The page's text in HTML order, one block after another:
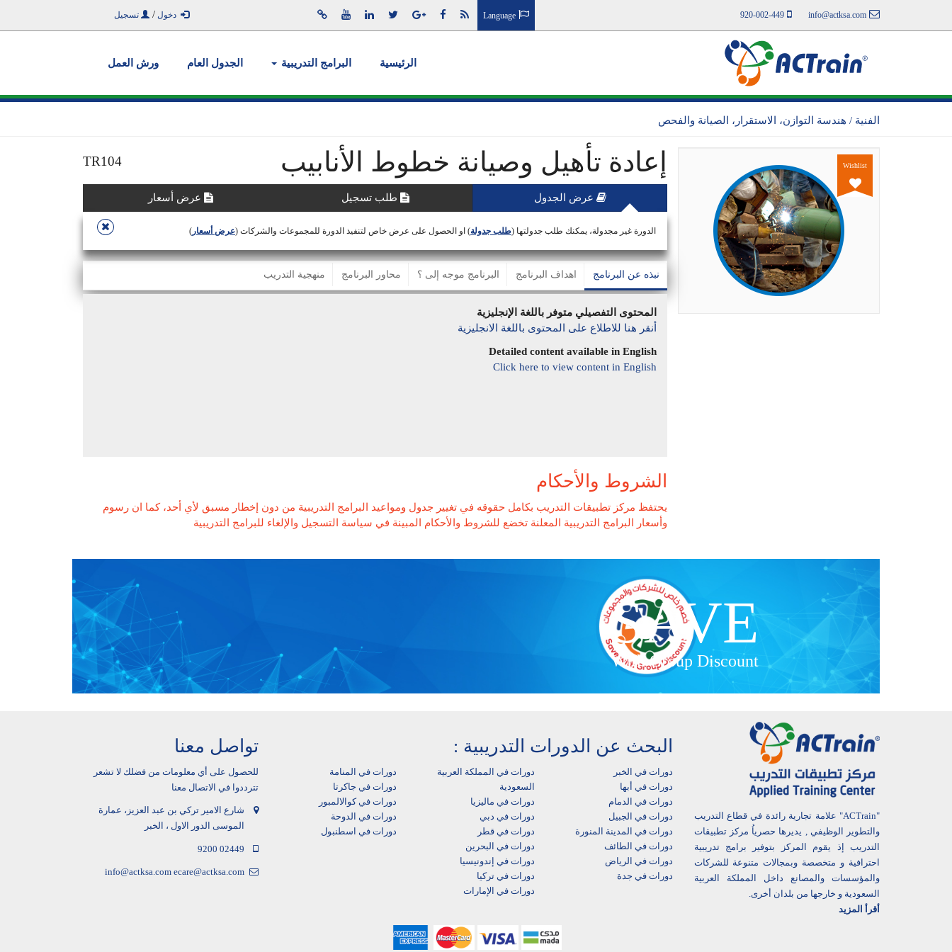
info@actksa.com
920-002-449
Language دخول / تسجيل
الرئيسية البرامج التدريبية الجدول العام ورش العمل
الفنية / هندسة التوازن، الاستقرار، الصيانة والفحص
Wishlist إعادة تأهيل وصيانة خطوط الأنابيب TR104
عرض الجدول طلب تسجيل عرض أسعار
الدورة غير مجدولة، يمكنك طلب جدولتها (طلب جدولة) او الحصول على عرض خاص لتنفيذ الدورة للمجموعات والشركات (عرض أسعار )
نبذه عن البرنامج اهداف البرنامج البرنامج موجه إلى ؟ محاور البرنامج منهجية التدريب
المحتوى التفصيلي متوفر باللغة الإنجليزية
أنقر هنا للاطلاع على المحتوى باللغة الانجليزية
Detailed content available in English
Click here to view content in English
الشروط والأحكام
يحتفظ مركز تطبيقات التدريب بكامل حقوقه في تغيير جدول ومواعيد البرامج التدريبية من دون إخطار مسبق لأي أحد، كما ان رسوم
وأسعار البرامج التدريبية المعلنة تخضع للشروط والأحكام المبينة في سياسة التسجيل والإلغاء للبرامج التدريبية
SAVE
With Group Discount
"ACTrain" علامة تجارية رائدة في قطاع التدريب
والتطوير الوظيفي , يديرها حصرياُ مركز تطبيقات
التدريب إذ يقوم المركز بتوفير برامج تدريبية
احترافية و متخصصة وبمجالات متنوعة للشركات
والمؤسسات والمصانع داخل المملكة العربية
السعودية و خارجها من بلدان أخرى.
أقرأ المزيد
البحث عن الدورات التدريبية :
دورات في الخبر
دورات في أبها‎
دورات في الدمام‎
دورات في الجبيل
دورات في المدينة المنورة
دورات في الطائف
دورات في الرياض
دورات في جدة
دورات في المملكة العربية
السعودية
دورات في ماليزيا
دورات في دبي
دورات في قطر
دورات في البحرين
دورات في إندونيسيا
دورات في تركيا
دورات في الإمارات
دورات في المنامة
دورات في جاكرتا
دورات في كوالالمبور
دورات في الدوحة
دورات في اسطنبول
تواصل معنا
للحصول على أي معلومات من فضلك لا تشعر
تترددوا في الاتصال معنا
شارع الامير تركي بن عبد العزيز، عمارة
الموسى الدور الاول ، الخبر
9200 02449
info@actksa.com ecare@actksa.com